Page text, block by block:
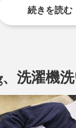
のヒダひとつ
りため込んで
続きを読む
、洗濯機